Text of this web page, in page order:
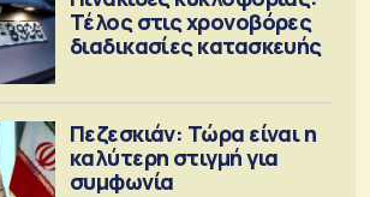
Τέλος στις χρονοβόρες
διαδικασίες κατασκευής
Πεζεσκιάν: Τώρα είναι η
καλύτερη στιγμή για
συμφωνία